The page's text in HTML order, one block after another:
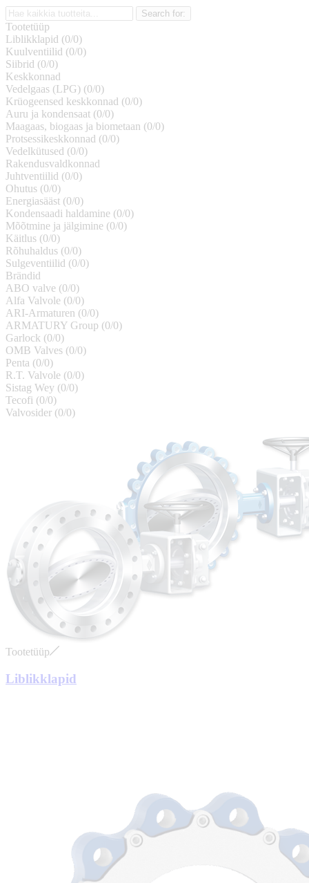
Tootetüüp
Liblikklapid (0/0)
Kuulventiilid (0/0)
Siibrid (0/0)
Keskkonnad
Vedelgaas (LPG) (0/0)
Krüogeensed keskkonnad (0/0)
Auru ja kondensaat (0/0)
Maagaas, biogaas ja biometaan (0/0)
Protsessikeskkonnad (0/0)
Vedelkütused (0/0)
Rakendusvaldkonnad
Juhtventiilid (0/0)
Ohutus (0/0)
Energiasääst (0/0)
Kondensaadi haldamine (0/0)
Mõõtmine ja jälgimine (0/0)
Käitlus (0/0)
Rõhuhaldus (0/0)
Sulgeventiilid (0/0)
Brändid
ABO valve (0/0)
Alfa Valvole (0/0)
ARI-Armaturen (0/0)
ARMATURY Group (0/0)
Garlock (0/0)
OMB Valves (0/0)
Penta (0/0)
R.T. Valvole (0/0)
Sistag Wey (0/0)
Tecofi (0/0)
Valvosider (0/0)
Tootetüüp
Liblikklapid